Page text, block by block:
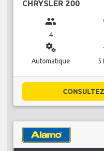
CHRYSLER 200
group
4
miscellaneous_services
Automatique 5